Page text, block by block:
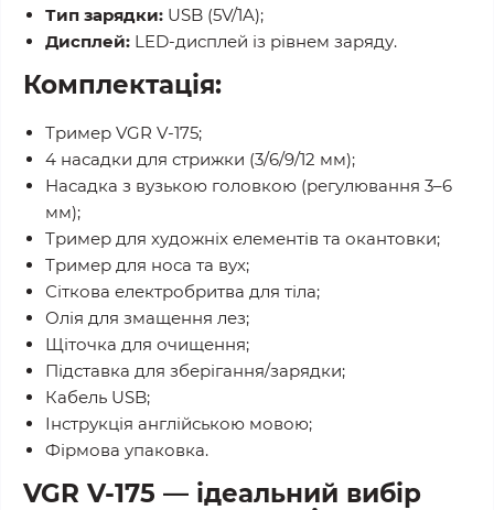
Тип зарядки: USB (5V/1A);
Дисплей: LED-дисплей із рівнем заряду.
Комплектація:
Тример VGR V-175;
4 насадки для стрижки (3/6/9/12 мм);
Насадка з вузькою головкою (регулювання 3–6
мм);
Тример для художніх елементів та окантовки;
Тример для носа та вух;
Сіткова електробритва для тіла;
Олія для змащення лез;
Щіточка для очищення;
Підставка для зберігання/зарядки;
Кабель USB;
Інструкція англійською мовою;
Фірмова упаковка.
VGR V-175 — ідеальний вибір